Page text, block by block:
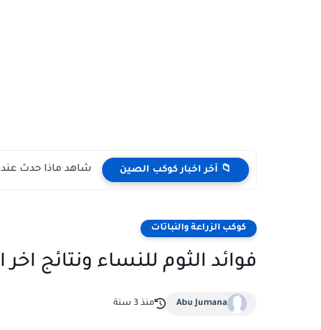
📁 آخر اخبار كوكب الصين شاهد ماذا حدث
كوكب الزراعة والنباتات
فوائد الثوم للنساء ونتائج
Abu Jumana منذ 3 سنة